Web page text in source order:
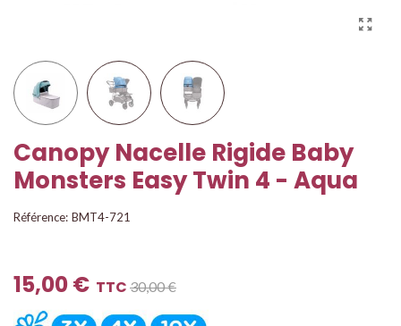
Canopy Nacelle Rigide Baby
Monsters Easy Twin 4 - Aqua
Référence: BMT4-721
15,00 € TTC 30,00 €